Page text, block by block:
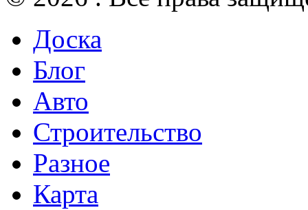
Доска
Блог
Авто
Строительство
Разное
Карта